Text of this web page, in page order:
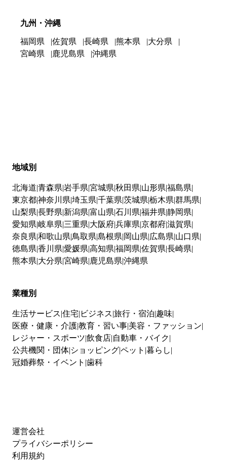
九州・沖縄
福岡県 佐賀県 長崎県 熊本県
大分県
宮崎県
鹿児島県 沖縄県
地域別
北海道 青森県 岩手県 宮城県 秋田県 山形県 福島県
東京都神奈川県 埼玉県 千葉県 茨城県 栃木県 群馬県
山梨県 長野県 新潟県 富山県 石川県 福井県 静岡県
愛知県 岐阜県 三重県 大阪府兵庫県 京都府滋賀県
奈良県 和歌山県 鳥取県 島根県 岡山県 広島県 山口県
徳島県 香川県 愛媛県 高知県 福岡県 佐賀県 長崎県
熊本県 大分県 宮崎県 鹿児島県 沖縄県
業種別
生活サービス 住宅 ビジネス 旅行・宿泊 趣味
医療・健康・介護教育・習い事 美容・ファッション
レジャー・スポーツ 飲食店 自動車・バイク
公共機関・団体 ショッピングペット 暮らし
冠婚葬祭・イベント 歯科
運営会社
プライバシーポリシー
利用規約